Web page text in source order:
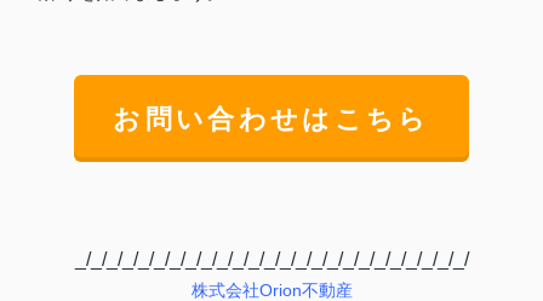
お問い合わせはこちら
_/_/_/_/_/_/_/_/_/_/_/_/_/_/_/_/_/_/_/_/_/_/_/_/_/
株式会社Orion不動産